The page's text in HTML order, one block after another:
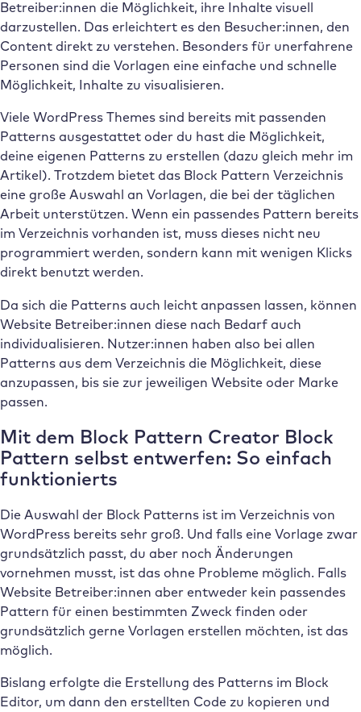
Betreiber:innen die Möglichkeit, ihre Inhalte visuell
darzustellen. Das erleichtert es den Besucher:innen, den
Content direkt zu verstehen. Besonders für unerfahrene
Personen sind die Vorlagen eine einfache und schnelle
Möglichkeit, Inhalte zu visualisieren.
Viele WordPress Themes sind bereits mit passenden
Patterns ausgestattet oder du hast die Möglichkeit,
deine eigenen Patterns zu erstellen (dazu gleich mehr im
Artikel). Trotzdem bietet das Block Pattern Verzeichnis
eine große Auswahl an Vorlagen, die bei der täglichen
Arbeit unterstützen. Wenn ein passendes Pattern bereits
im Verzeichnis vorhanden ist, muss dieses nicht neu
programmiert werden, sondern kann mit wenigen Klicks
direkt benutzt werden.
Da sich die Patterns auch leicht anpassen lassen, können
Website Betreiber:innen diese nach Bedarf auch
individualisieren. Nutzer:innen haben also bei allen
Patterns aus dem Verzeichnis die Möglichkeit, diese
anzupassen, bis sie zur jeweiligen Website oder Marke
passen.
Mit dem Block Pattern Creator Block
Pattern selbst entwerfen: So einfach
funktionierts
Die Auswahl der Block Patterns ist im Verzeichnis von
WordPress bereits sehr groß. Und falls eine Vorlage zwar
grundsätzlich passt, du aber noch Änderungen
vornehmen musst, ist das ohne Probleme möglich. Falls
Website Betreiber:innen aber entweder kein passendes
Pattern für einen bestimmten Zweck finden oder
grundsätzlich gerne Vorlagen erstellen möchten, ist das
möglich.
Bislang erfolgte die Erstellung des Patterns im Block
Editor, um dann den erstellten Code zu kopieren und